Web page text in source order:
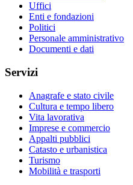
Uffici
Enti e fondazioni
Politici
Personale amministrativo
Documenti e dati
Servizi
Anagrafe e stato civile
Cultura e tempo libero
Vita lavorativa
Imprese e commercio
Appalti pubblici
Catasto e urbanistica
Turismo
Mobilità e trasporti